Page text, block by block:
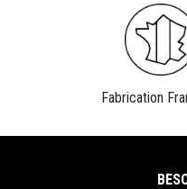
Fabrication